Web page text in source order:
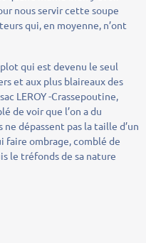
nous servir cette soupe
qui, en moyenne, n’ont
qui est devenu le seul
et aux plus blaireaux des
LEROY -Crassepoutine,
de voir que l’on a du
dépassent pas la taille d’un
faire ombrage, comblé de
le tréfonds de sa nature